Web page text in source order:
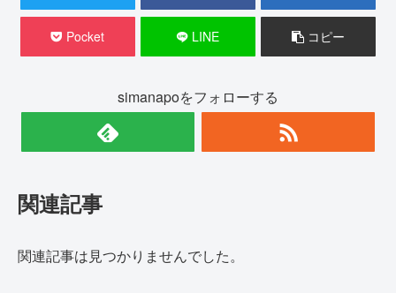
Pocket LINE コピー
simanapoをフォローする
関連記事
関連記事は見つかりませんでした。